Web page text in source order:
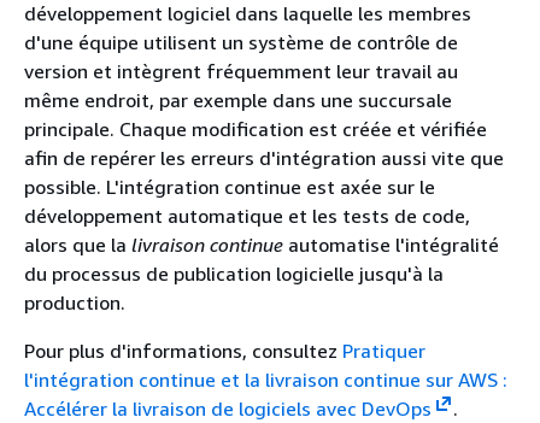
développement logiciel dans laquelle les membres
d'une équipe utilisent un système de contrôle de
version et intègrent fréquemment leur travail au
même endroit, par exemple dans une succursale
principale. Chaque modification est créée et vérifiée
afin de repérer les erreurs d'intégration aussi vite que
possible. L'intégration continue est axée sur le
développement automatique et les tests de code,
alors que la livraison continue automatise l'intégralité
du processus de publication logicielle jusqu'à la
production.
Pour plus d'informations, consultez Pratiquer
l'intégration continue et la livraison continue sur AWS :
Accélérer la livraison de logiciels avec DevOps
.